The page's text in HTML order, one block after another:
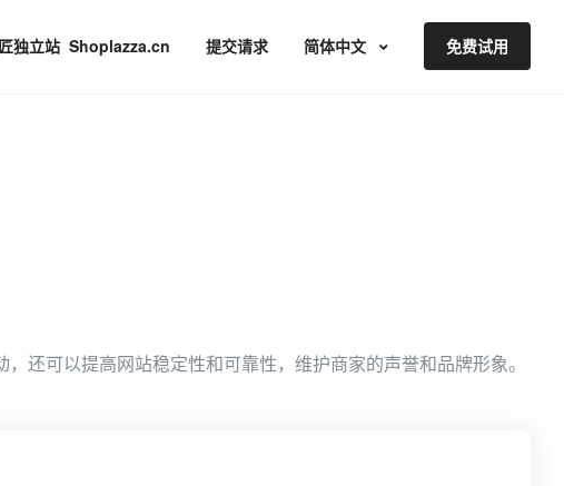
Shoplazza.cn 提交请求 简体中文 免费试用
还可以提高网站稳定性和可靠性，维护商家的声誉和品牌形象。